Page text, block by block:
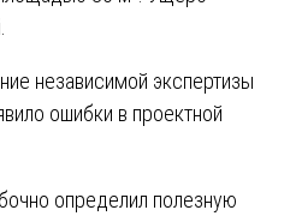
независимой экспертизы
ошибки в проектной
определил полезную